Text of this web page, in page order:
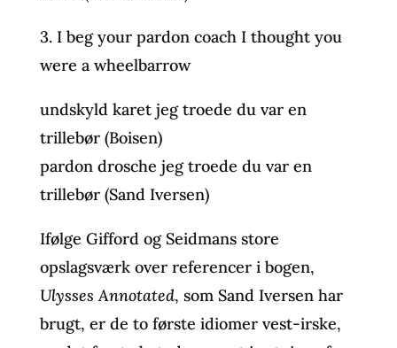
3. I beg your pardon coach I thought you
were a wheelbarrow
undskyld karet jeg troede du var en
trillebør (Boisen)
pardon drosche jeg troede du var en
trillebør (Sand Iversen)
Ifølge Gifford og Seidmans store
opslagsværk over referencer i bogen,
Ulysses Annotated, som Sand Iversen har
brugt, er de to første idiomer vest-irske,